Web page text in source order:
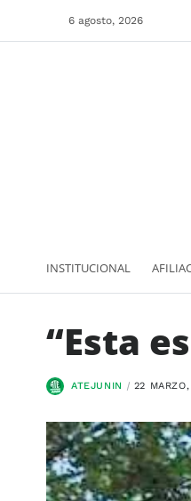
6 agosto, 2026
INSTITUCIONAL
“Esta
ATEJUNIN 22